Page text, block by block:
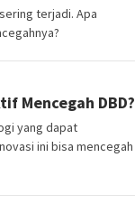
terjadi. Apa
Mencegah DBD?
yang dapat
ini bisa mencegah